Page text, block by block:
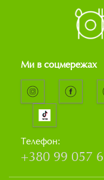
Ми в соцмережах
Телефон:
+380 99 057